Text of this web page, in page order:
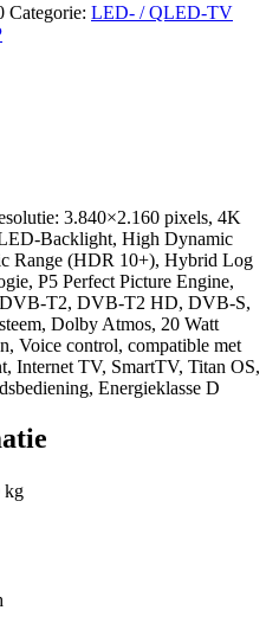
Categorie: LED- / QLED-TV
3.840×2.160 pixels, 4K
Backlight, High Dynamic
Range (HDR 10+), Hybrid Log
P5 Perfect Picture Engine,
T2, DVB-T2 HD, DVB-S,
Dolby Atmos, 20 Watt
Voice control, compatible met
Internet TV, SmartTV, Titan OS,
Energieklasse D
kg